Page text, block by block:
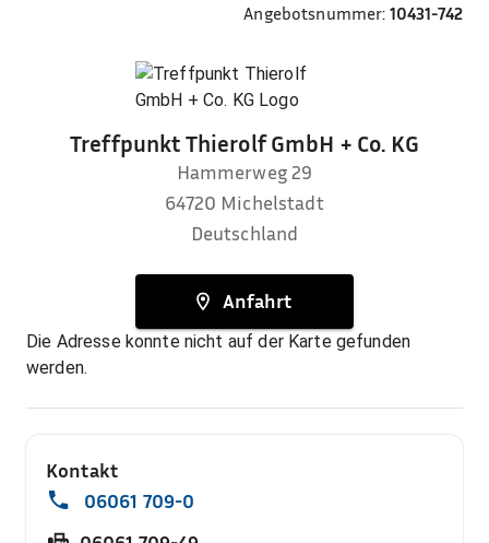
Angebotsnummer: 10431-742
Treffpunkt Thierolf GmbH + Co. KG
Hammerweg 29
64720 Michelstadt
Deutschland
Anfahrt
Die Adresse konnte nicht auf der Karte gefunden
werden.
Kontakt
06061 709-0